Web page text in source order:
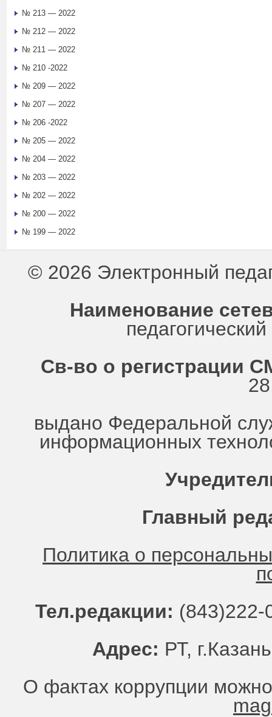
№ 213 — 2022
№ 212 — 2022
№ 211 — 2022
№ 210 -2022
№ 209 — 2022
№ 207 — 2022
№ 206 -2022
№ 205 — 2022
№ 204 — 2022
№ 203 — 2022
№ 202 — 2022
№ 200 — 2022
№ 199 — 2022
© 2026 Электронный
Наименование
Св-во о регистрации
выдано Федеральной
информационных
Главный
Политика о
Тел.редакции:
Адрес: РТ,
О фактах коррупции